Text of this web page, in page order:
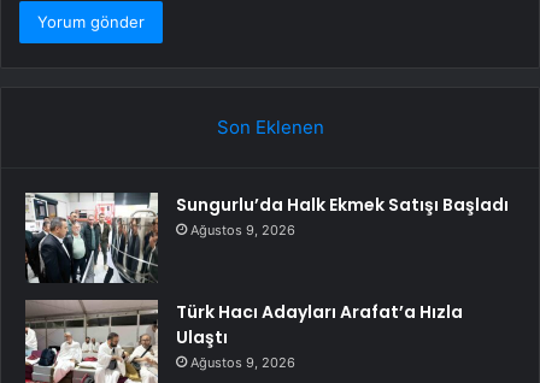
Son Eklenen
Sungurlu’da Halk Ekmek Satışı Başladı
Ağustos 9, 2026
Türk Hacı Adayları Arafat’a Hızla
Ulaştı
Ağustos 9, 2026